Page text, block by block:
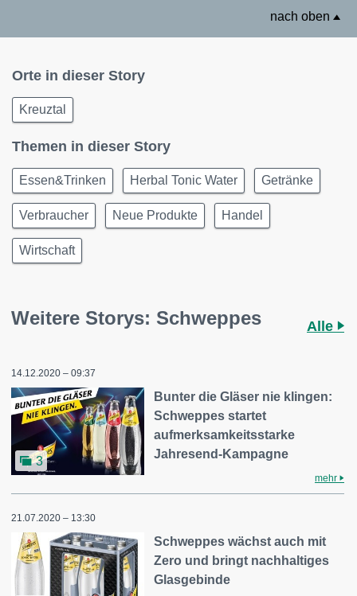
nach oben
Orte in dieser Story
Kreuztal
Themen in dieser Story
Essen&Trinken Herbal Tonic Water Getränke
Verbraucher Neue Produkte Handel
Wirtschaft
Weitere Storys: Schweppes Alle
14.12.2020 – 09:37
3
Bunter die Gläser nie klingen:
Schweppes startet
aufmerksamkeitsstarke
Jahresend-Kampagne
mehr
21.07.2020 – 13:30
Schweppes wächst auch mit
Zero und bringt nachhaltiges
Glasgebinde